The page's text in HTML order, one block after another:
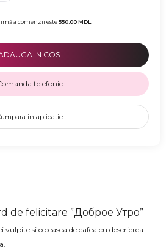
a comenzii este550.00MDL
IN COS
telefonic
in aplicatie
de felicitare ”Доброе Утро”
si o ceasca de cafea cu descrierea